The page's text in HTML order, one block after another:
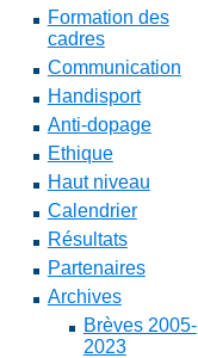
Formation des
cadres
Communication
Handisport
Anti-dopage
Ethique
Haut niveau
Calendrier
Résultats
Partenaires
Archives
Brèves 2005-
2023